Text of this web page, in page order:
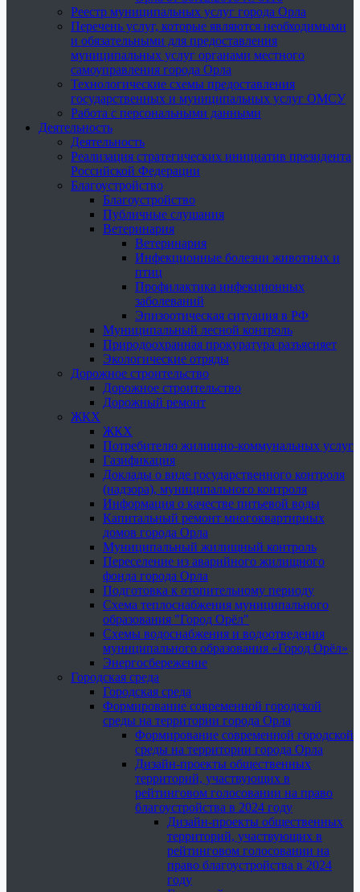
Реестр муниципальных услуг города Орла
Перечень услуг, которые являются необходимыми
и обязательными для предоставления
муниципальных услуг органами местного
самоуправления города Орла
Технологические схемы предоставления
государственных и муниципальных услуг ОМСУ
Работа с персональными данными
Деятельность
Деятельность
Реализация стратегических инициатив президента
Российской Федерации
Благоустройство
Благоустройство
Публичные слушания
Ветеринария
Ветеринария
Инфекционные болезни животных и
птиц
Профилактика инфекционных
заболеваний
Эпизоотическая ситуация в РФ
Муниципальный лесной контроль
Природоохранная прокуратура разъясняет
Экологические отряды
Дорожное строительство
Дорожное строительство
Дорожный ремонт
ЖКХ
ЖКХ
Потребителю жилищно-коммунальных услуг
Газификация
Доклады о виде государственного контроля
(надзора), муниципального контроля
Информация о качестве питьевой воды
Капитальный ремонт многоквартирных
домов города Орла
Муниципальный жилищный контроль
Переселение из аварийного жилищного
фонда города Орла
Подготовка к отопительному периоду
Схема теплоснабжения муниципального
образования "Город Орёл"
Схемы водоснабжения и водоотведения
муниципального образования «Город Орёл»
Энергосбережение
Городская среда
Городская среда
Формирование современной городской
среды на территории города Орла
Формирование современной городской
среды на территории города Орла
Дизайн-проекты общественных
территорий, участвующих в
рейтинговом голосовании на право
благоустройства в 2024 году
Дизайн-проекты общественных
территорий, участвующих в
рейтинговом голосовании на
право благоустройства в 2024
году